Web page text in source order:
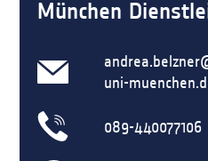
München
uni-
089-440077106